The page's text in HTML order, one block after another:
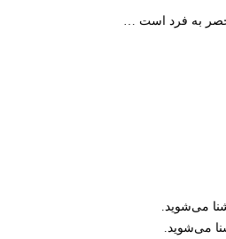
به فرد است …
می‌شوید.
می‌شوید.